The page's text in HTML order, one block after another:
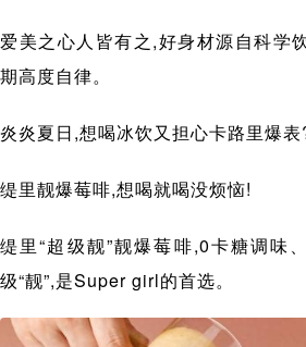
爱美之心人皆有之,好身材源自科学
期高度自律。
炎炎夏日,想喝冰饮又担心卡路里爆表
缇里靓爆莓啡,想喝就喝没烦恼!
缇里“超级靓”靓爆莓啡,0卡糖调味
级“靓”,是Super girl的首选。